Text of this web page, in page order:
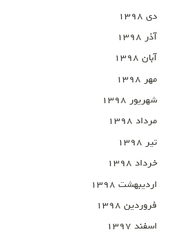
دی ۱۳۹۸
آذر ۱۳۹۸
آبان ۱۳۹۸
مهر ۱۳۹۸
شهریور ۱۳۹۸
مرداد ۱۳۹۸
تیر ۱۳۹۸
خرداد ۱۳۹۸
اردیبهشت ۱۳۹۸
فروردین ۱۳۹۸
اسفند ۱۳۹۷